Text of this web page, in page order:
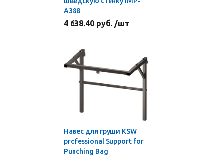
A388
4 638.40 руб. /шт
Навес для груши KSW
professional Support for
Punching Bag